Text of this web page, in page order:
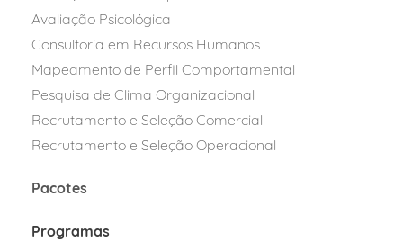
Avaliação Psicológica
Consultoria em Recursos Humanos
Mapeamento de Perfil Comportamental
Pesquisa de Clima Organizacional
Recrutamento e Seleção Comercial
Recrutamento e Seleção Operacional
Pacotes
Programas